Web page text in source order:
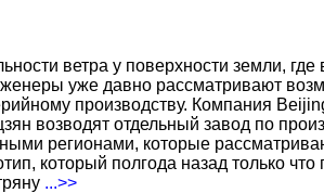
ветра у поверхности земли,
уже давно рассматривают
производству. Компания
возводят отдельный завод по
регионами, которые
который полгода назад только
...>>